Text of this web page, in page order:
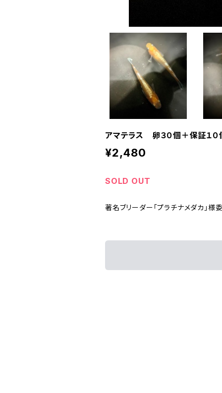
アマテラス 卵３０個＋保証１
¥2,480
SOLD OUT
著名ブリーダー「プラチナメダカ」様